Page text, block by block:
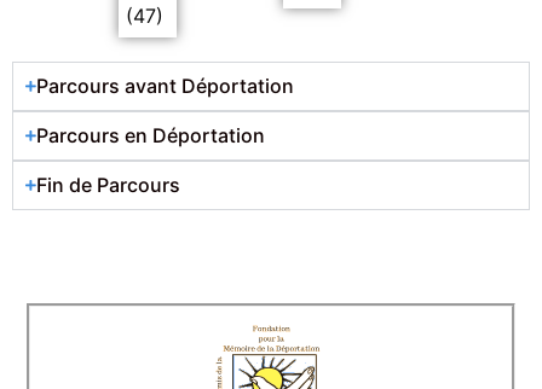
(47)
Parcours avant Déportation
Parcours en Déportation
Fin de Parcours